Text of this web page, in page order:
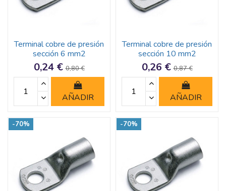
Terminal cobre de presión
sección 6 mm2
0,24 €0,80 €
AÑADIR
Terminal cobre de presión
sección 10 mm2
0,26 €0,87 €
AÑADIR
-70% -70%